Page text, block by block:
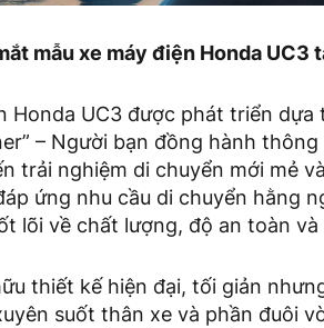
mẫu xe máy điện Honda UC3
Honda UC3 được phát triển
– Người bạn đồng hành
trải nghiệm di chuyển mới mẻ
ứng nhu cầu di chuyển hằng
lõi về chất lượng, độ an toàn
thiết kế hiện đại, tối giản
suốt thân xe và phần đuôi